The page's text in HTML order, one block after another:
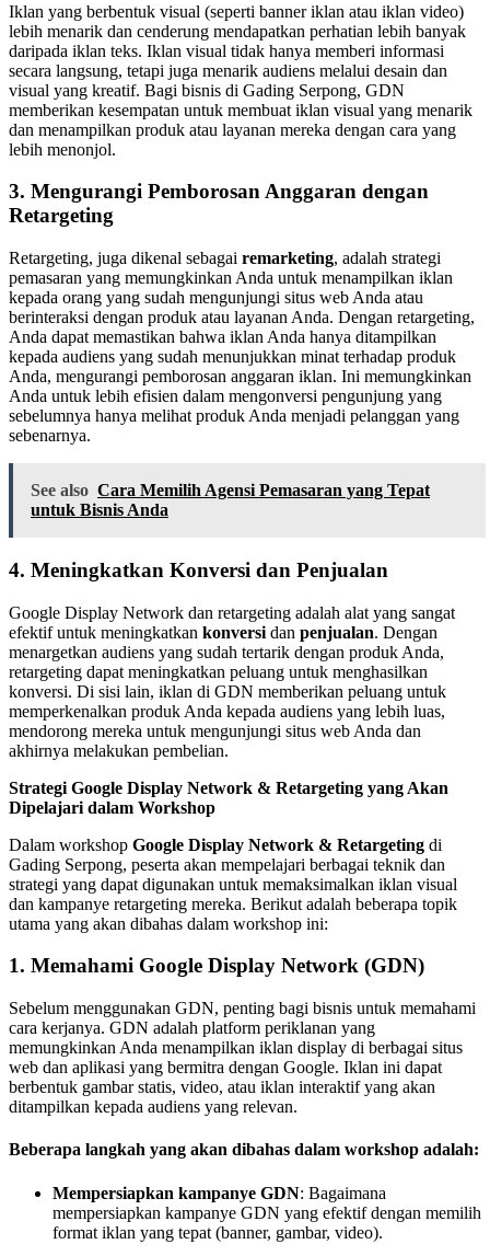
Iklan yang berbentuk visual (seperti banner iklan atau iklan video)
lebih menarik dan cenderung mendapatkan perhatian lebih banyak
daripada iklan teks. Iklan visual tidak hanya memberi informasi
secara langsung, tetapi juga menarik audiens melalui desain dan
visual yang kreatif. Bagi bisnis di Gading Serpong, GDN
memberikan kesempatan untuk membuat iklan visual yang menarik
dan menampilkan produk atau layanan mereka dengan cara yang
lebih menonjol.
3. Mengurangi Pemborosan Anggaran dengan
Retargeting
Retargeting, juga dikenal sebagai remarketing, adalah strategi
pemasaran yang memungkinkan Anda untuk menampilkan iklan
kepada orang yang sudah mengunjungi situs web Anda atau
berinteraksi dengan produk atau layanan Anda. Dengan retargeting,
Anda dapat memastikan bahwa iklan Anda hanya ditampilkan
kepada audiens yang sudah menunjukkan minat terhadap produk
Anda, mengurangi pemborosan anggaran iklan. Ini memungkinkan
Anda untuk lebih efisien dalam mengonversi pengunjung yang
sebelumnya hanya melihat produk Anda menjadi pelanggan yang
sebenarnya.
See also Cara Memilih Agensi Pemasaran yang Tepat
untuk Bisnis Anda
4. Meningkatkan Konversi dan Penjualan
Google Display Network dan retargeting adalah alat yang sangat
efektif untuk meningkatkan konversi dan penjualan. Dengan
menargetkan audiens yang sudah tertarik dengan produk Anda,
retargeting dapat meningkatkan peluang untuk menghasilkan
konversi. Di sisi lain, iklan di GDN memberikan peluang untuk
memperkenalkan produk Anda kepada audiens yang lebih luas,
mendorong mereka untuk mengunjungi situs web Anda dan
akhirnya melakukan pembelian.
Strategi Google Display Network & Retargeting yang Akan
Dipelajari dalam Workshop
Dalam workshop Google Display Network & Retargeting di
Gading Serpong, peserta akan mempelajari berbagai teknik dan
strategi yang dapat digunakan untuk memaksimalkan iklan visual
dan kampanye retargeting mereka. Berikut adalah beberapa topik
utama yang akan dibahas dalam workshop ini:
1. Memahami Google Display Network (GDN)
Sebelum menggunakan GDN, penting bagi bisnis untuk memahami
cara kerjanya. GDN adalah platform periklanan yang
memungkinkan Anda menampilkan iklan display di berbagai situs
web dan aplikasi yang bermitra dengan Google. Iklan ini dapat
berbentuk gambar statis, video, atau iklan interaktif yang akan
ditampilkan kepada audiens yang relevan.
Beberapa langkah yang akan dibahas dalam workshop adalah:
Mempersiapkan kampanye GDN: Bagaimana
mempersiapkan kampanye GDN yang efektif dengan memilih
format iklan yang tepat (banner, gambar, video).